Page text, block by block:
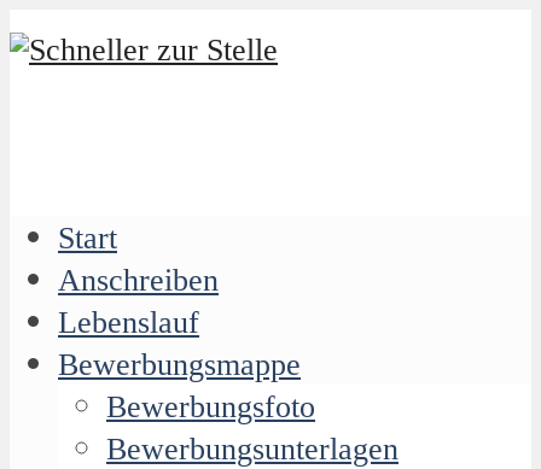
Start
Anschreiben
Lebenslauf
Bewerbungsmappe
Bewerbungsfoto
Bewerbungsunterlagen